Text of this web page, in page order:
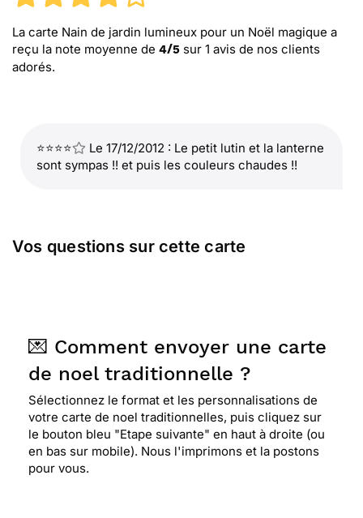
La carte Nain de jardin lumineux pour un Noël magique a
reçu la note moyenne de 4/5 sur 1 avis de nos clients
adorés.
⭐⭐⭐⭐
Le 17/12/2012 : Le petit lutin et la lanterne
sont sympas !! et puis les couleurs chaudes !!
Vos questions sur cette carte
💌 Comment envoyer une carte
de noel traditionnelle ?
Sélectionnez le format et les personnalisations de
votre carte de noel traditionnelles, puis cliquez sur
le bouton bleu "Etape suivante" en haut à droite (ou
en bas sur mobile). Nous l'imprimons et la postons
pour vous.